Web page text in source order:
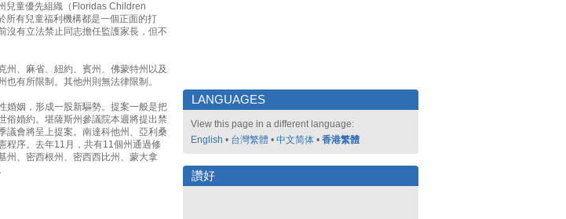
兒童優先組織（Floridas Children
所有兒童福利機構都是一個正面的打
沒有立法禁止同志擔任監護家長，但不
州、麻省、紐約、賓州、佛蒙特州以及
有所限制。其他州則無法律限制。
婚姻，形成一股新驅勢。提案一般是把
俗婚約。堪薩斯州參議院本週將提出禁
議會將呈上提案。南達科他州、亞利桑
程序。去年11月，共有11個州通過修
州、密西根州、密西西比州、蒙大拿
LANGUAGES
View this page in a different language:
English • 台灣繁體 • 中文简体 • 香港繁體
讚好